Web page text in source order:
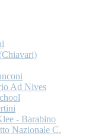
Ad Nives
- Barabino
Nazionale C.